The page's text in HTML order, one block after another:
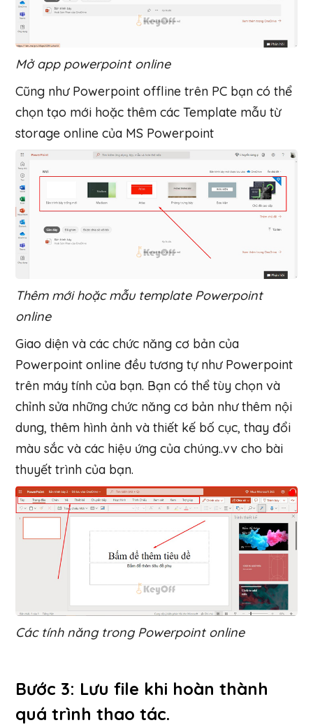
Mở app powerpoint online
Cũng như Powerpoint offline trên PC bạn có thể
chọn tạo mới hoặc thêm các Template mẫu từ
storage online của MS Powerpoint
Thêm mới hoặc mẫu template Powerpoint
online
Giao diện và các chức năng cơ bản của
Powerpoint online đều tương tự như Powerpoint
trên máy tính của bạn. Bạn có thể tùy chọn và
chỉnh sửa những chức năng cơ bản như thêm nội
dung, thêm hình ảnh và thiết kế bố cục, thay đổi
màu sắc và các hiệu ứng của chúng..vv cho bài
thuyết trình của bạn.
Các tính năng trong Powerpoint online
Bước 3: Lưu file khi hoàn thành
quá trình thao tác.